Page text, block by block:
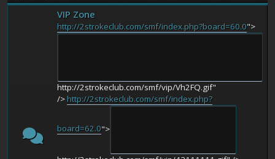
VIP Zone
http://2strokeclub.com/smf/index.php?board=60.0">
http://2strokeclub.com/smf/vip/Vh2FQ.gif"
/> http://2strokeclub.com/smf/index.php?
board=62.0">